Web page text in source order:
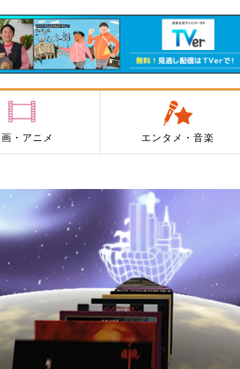
・アニメ エンタメ・音楽